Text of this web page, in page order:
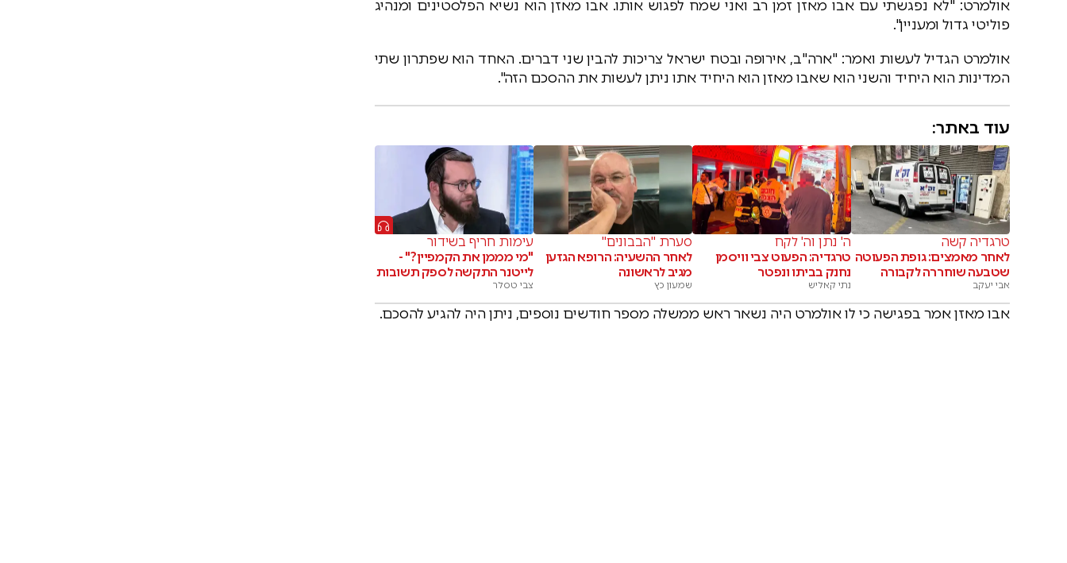
אולמרט: "לא נפגשתי עם אבו מאזן זמן רב ואני שמח לפגוש אותו. אבו מאזן הוא נשיא הפלסטינים ומנהיג
פוליטי גדול ומעניין".
אולמרט הגדיל לעשות ואמר: "ארה"ב, אירופה ובטח ישראל צריכות להבין שני דברים. האחד הוא שפתרון שתי
המדינות הוא היחיד והשני הוא שאבו מאזן הוא היחיד אתו ניתן לעשות את ההסכם הזה".
עוד באתר:
טרגדיה קשה
לאחר מאמצים: גופת הפעוטה
שטבעה שוחררה לקבורה
אבי יעקב
ה' נתן וה' לקח
טרגדיה: הפעוט צבי וויסמן
נחנק בביתו ונפטר
נתי קאליש
סערת "הבבונים"
לאחר ההשעיה: הרופא הגזען
מגיב לראשונה
שמעון כץ
עימות חריף בשידור
"מי מממן את הקמפיין?" -
לייטנר התקשה לספק תשובות
צבי טסלר
אבו מאזן אמר בפגישה כי לו אולמרט היה נשאר ראש ממשלה מספר חודשים נוספים, ניתן היה להגיע להסכם.